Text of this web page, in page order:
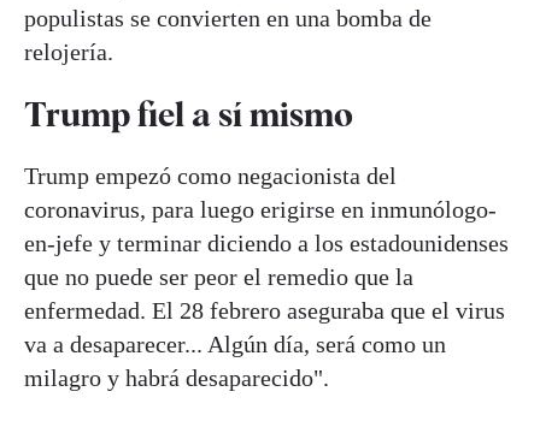
populistas se convierten en una bomba de
relojería.
Trump fiel a sí mismo
Trump empezó como negacionista del
coronavirus, para luego erigirse en inmunólogo-
en-jefe y terminar diciendo a los estadounidenses
que no puede ser peor el remedio que la
enfermedad. El 28 febrero aseguraba que el virus
va a desaparecer... Algún día, será como un
milagro y habrá desaparecido".